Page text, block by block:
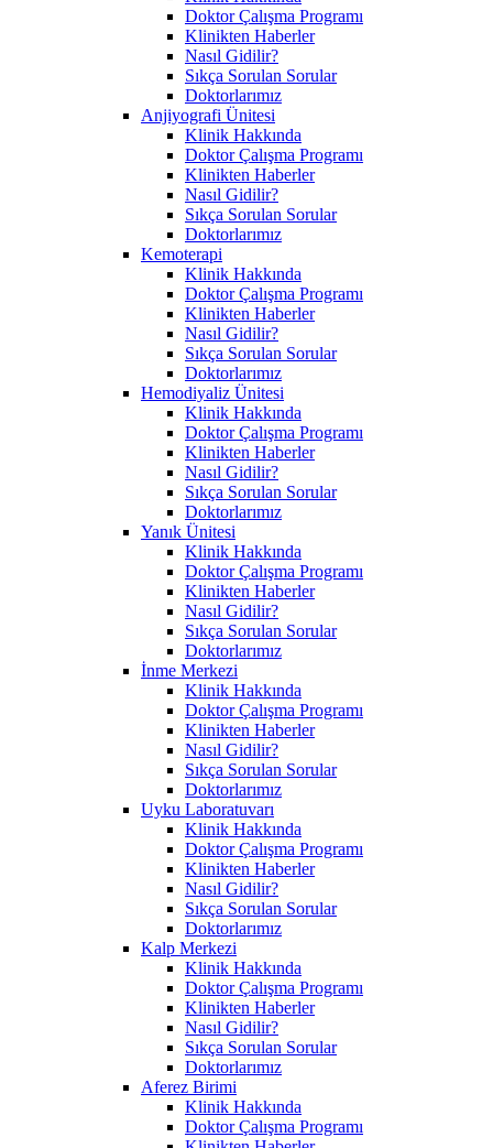
Doktor Çalışma Programı
Klinikten Haberler
Nasıl Gidilir?
Sıkça Sorulan Sorular
Doktorlarımız
Anjiyografi Ünitesi
Klinik Hakkında
Doktor Çalışma Programı
Klinikten Haberler
Nasıl Gidilir?
Sıkça Sorulan Sorular
Doktorlarımız
Kemoterapi
Klinik Hakkında
Doktor Çalışma Programı
Klinikten Haberler
Nasıl Gidilir?
Sıkça Sorulan Sorular
Doktorlarımız
Hemodiyaliz Ünitesi
Klinik Hakkında
Doktor Çalışma Programı
Klinikten Haberler
Nasıl Gidilir?
Sıkça Sorulan Sorular
Doktorlarımız
Yanık Ünitesi
Klinik Hakkında
Doktor Çalışma Programı
Klinikten Haberler
Nasıl Gidilir?
Sıkça Sorulan Sorular
Doktorlarımız
İnme Merkezi
Klinik Hakkında
Doktor Çalışma Programı
Klinikten Haberler
Nasıl Gidilir?
Sıkça Sorulan Sorular
Doktorlarımız
Uyku Laboratuvarı
Klinik Hakkında
Doktor Çalışma Programı
Klinikten Haberler
Nasıl Gidilir?
Sıkça Sorulan Sorular
Doktorlarımız
Kalp Merkezi
Klinik Hakkında
Doktor Çalışma Programı
Klinikten Haberler
Nasıl Gidilir?
Sıkça Sorulan Sorular
Doktorlarımız
Aferez Birimi
Klinik Hakkında
Doktor Çalışma Programı